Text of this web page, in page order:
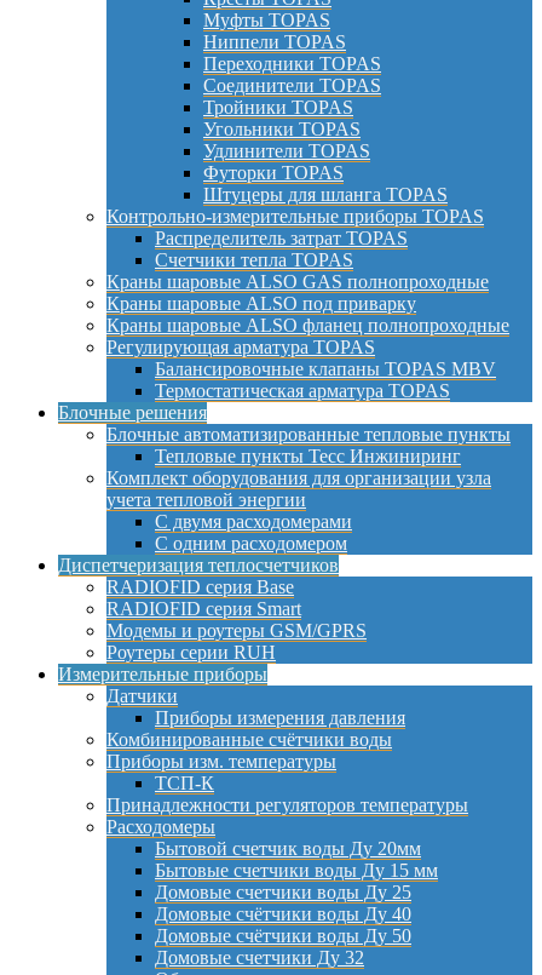
Муфты TOPAS
Ниппели TOPAS
Переходники TOPAS
Соединители TOPAS
Тройники TOPAS
Угольники TOPAS
Удлинители TOPAS
Футорки TOPAS
Штуцеры для шланга TOPAS
Контрольно-измерительные приборы TOPAS
Распределитель затрат TOPAS
Счетчики тепла TOPAS
Краны шаровые ALSO GAS полнопроходные
Краны шаровые ALSO под приварку
Краны шаровые ALSO фланец полнопроходные
Регулирующая арматура TOPAS
Балансировочные клапаны TOPAS MBV
Термостатическая арматура TOPAS
Блочные решения
Блочные автоматизированные тепловые пункты
Тепловые пункты Тесс Инжиниринг
Комплект оборудования для организации узла
учета тепловой энергии
С двумя расходомерами
С одним расходомером
Диспетчеризация теплосчетчиков
RADIOFID серия Base
RADIOFID серия Smart
Модемы и роутеры GSM/GPRS
Роутеры серии RUH
Измерительные приборы
Датчики
Приборы измерения давления
Комбинированные счётчики воды
Приборы изм. температуры
ТСП-К
Принадлежности регуляторов температуры
Расходомеры
Бытовой счетчик воды Ду 20мм
Бытовые счетчики воды Ду 15 мм
Домовые счетчики воды Ду 25
Домовые счётчики воды Ду 40
Домовые счётчики воды Ду 50
Домовые счетчики Ду 32